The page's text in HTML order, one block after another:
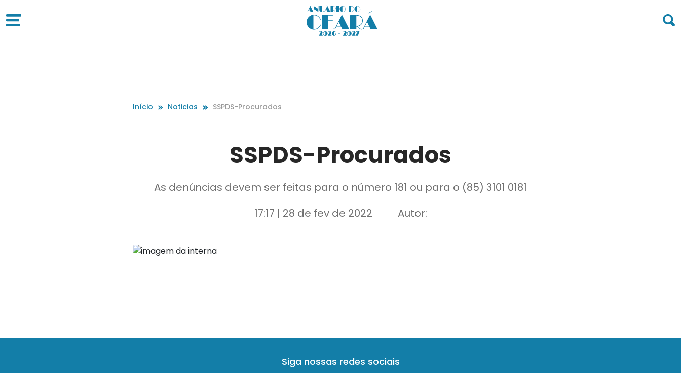
Início Noticias SSPDS-Procurados
SSPDS-Procurados
As denúncias devem ser feitas para o número 181 ou para o (85) 3101 0181
17:17 | 28 de fev de 2022
Autor:
Siga nossas redes sociais